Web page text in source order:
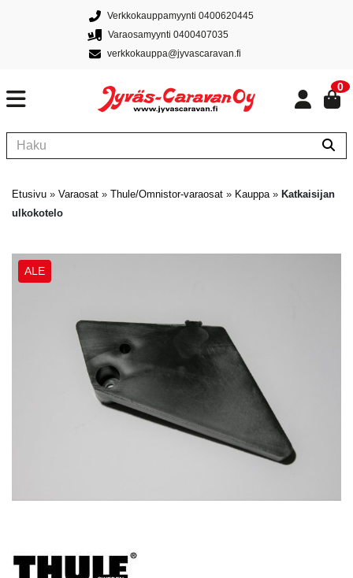
Verkkokauppamyynti 0400620445
Varaosamyynti 0400407035
verkkokauppa@jyvascaravan.fi
0
Etusivu » Varaosat » Thule/Omnistor-varaosat » Kauppa» Katkaisijan
ulkokotelo
ALE